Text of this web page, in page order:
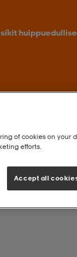
of cookies on your
efforts.
Accept all